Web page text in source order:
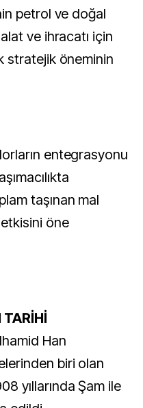
petrol ve doğal
ve ihracatı için
stratejik öneminin
entegrasyonu
taşınan mal
öne
TARİHİ
Han
biri olan
yıllarında Şam ile